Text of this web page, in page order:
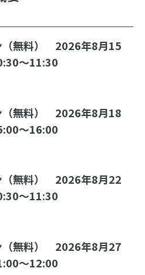
（無料） 2026年8月15
～11:30
（無料） 2026年8月18
～16:00
（無料） 2026年8月22
～11:30
（無料） 2026年8月27
～12:00